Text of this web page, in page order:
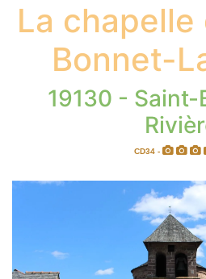
La
Bonnet-
19130 -
CD34 -